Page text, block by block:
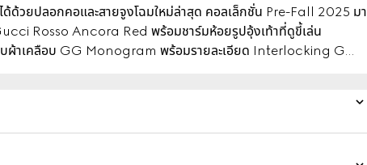
ด้ด้วยปลอกคอและสายจูงโฉมใหม่ล่าสุด คอลเล็กชั่น Pre-Fall 2025 มา
Rosso Ancora Red พร้อมชาร์มห้อยรูปอุ้งเท้าที่ดูขี้เล่น
ผ้าเคลือบ GG Monogram พร้อมรายละเอียด Interlocking G